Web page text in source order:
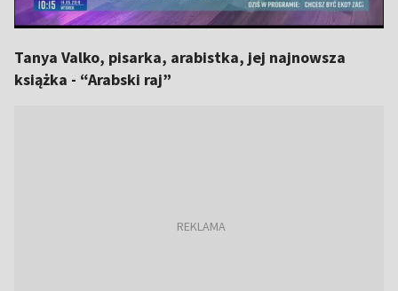
Tanya Valko, pisarka, arabistka, jej najnowsza
książka - “Arabski raj”